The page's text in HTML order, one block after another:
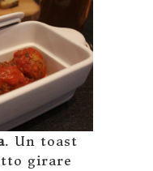
. Un toast
girare